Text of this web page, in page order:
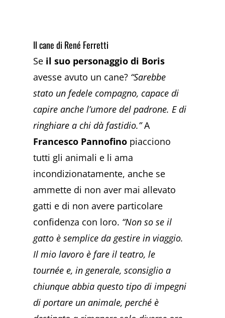
Il cane di René Ferretti
Se il suo personaggio di Boris
avesse avuto un cane? “Sarebbe
stato un fedele compagno, capace di
capire anche l’umore del padrone. E di
ringhiare a chi dà fastidio.”A
Francesco Pannofino piacciono
tutti gli animali e li ama
incondizionatamente, anche se
ammette di non aver mai allevato
gatti e di non avere particolare
confidenza con loro. “Non so se il
gatto è semplice da gestire in viaggio.
Il mio lavoro è fare il teatro, le
tournée e, in generale, sconsiglio a
chiunque abbia questo tipo di impegni
di portare un animale, perché è